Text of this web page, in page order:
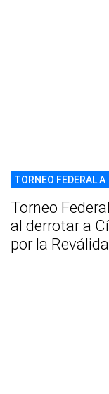
TORNEO FEDERAL A
Torneo
al derrotar a
por la Reválida